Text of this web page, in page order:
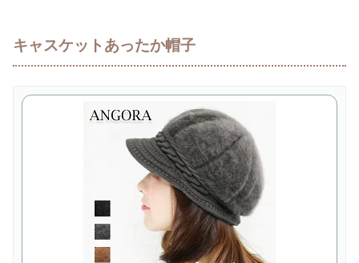
キャスケットあったか帽子